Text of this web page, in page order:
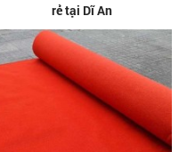
rẻ tại Dĩ An